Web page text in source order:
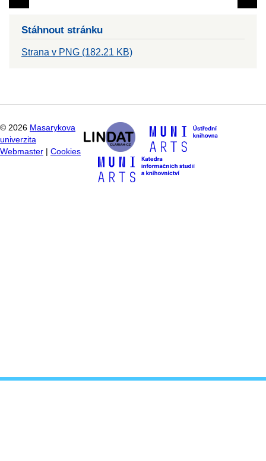
Stáhnout stránku
Strana v PNG (182.21 KB)
© 2026 Masarykova
univerzita
Webmaster
Cookies